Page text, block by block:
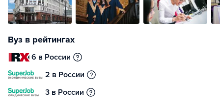
Вуз в рейтингах
6 в России
2 в России
3 в России